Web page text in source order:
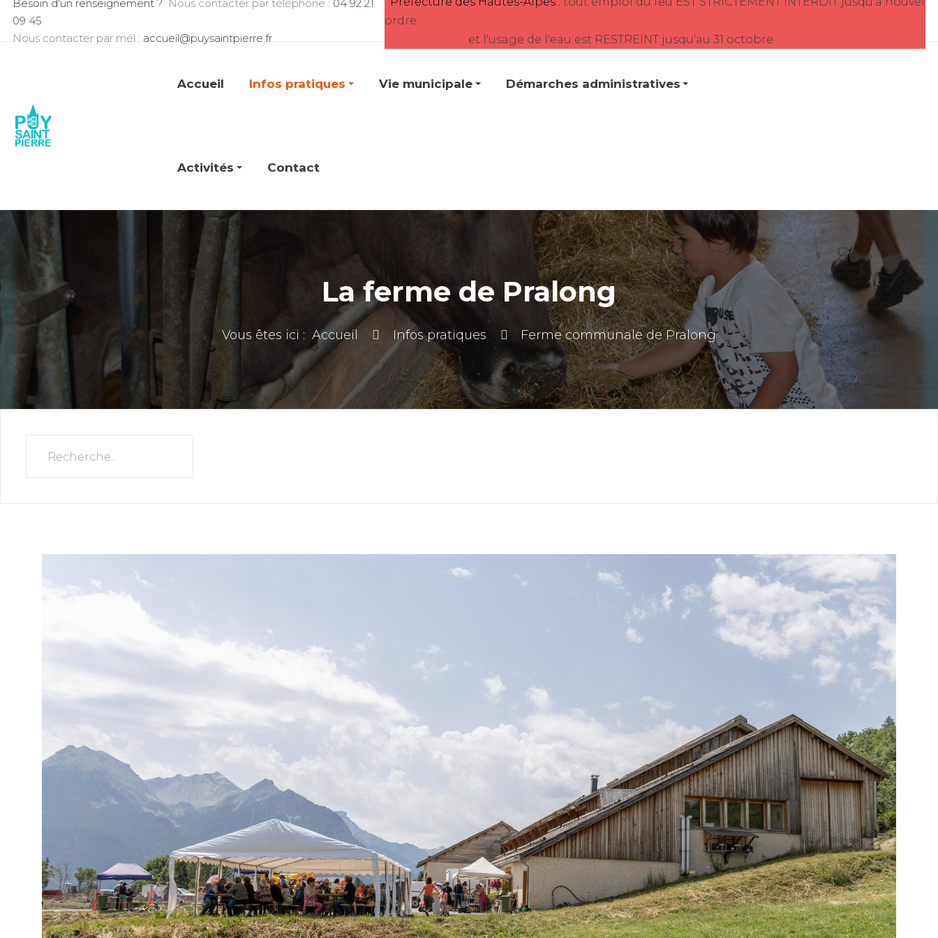
Besoin d'un renseignement ? Nous contacter par téléphone : 04 92 21
09 45
Nous contacter par mél : accueil@puysaintpierre.fr
ordre
et l'usage de l'eau est RESTREINT jusqu'au 31 octobre
Accueil Infos pratiques Vie municipale Démarches administratives
Activités Contact
La ferme de Pralong
Vous êtes ici : Accueil Infos pratiques Ferme communale de Pralong